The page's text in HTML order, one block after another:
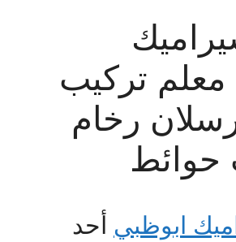
معلم تركيب
رخام
حوائط
ابوظبي أحد